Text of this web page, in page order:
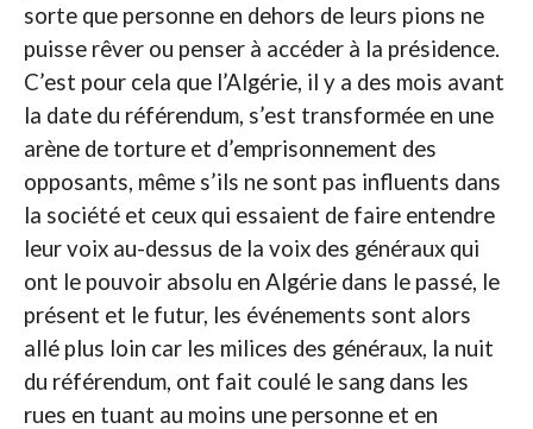
sorte que personne en dehors de leurs pions ne
puisse rêver ou penser à accéder à la présidence.
C’est pour cela que l’Algérie, il y a des mois avant
la date du référendum, s’est transformée en une
arène de torture et d’emprisonnement des
opposants, même s’ils ne sont pas influents dans
la société et ceux qui essaient de faire entendre
leur voix au-dessus de la voix des généraux qui
ont le pouvoir absolu en Algérie dans le passé, le
présent et le futur, les événements sont alors
allé plus loin car les milices des généraux, la nuit
du référendum, ont fait coulé le sang dans les
rues en tuant au moins une personne et en